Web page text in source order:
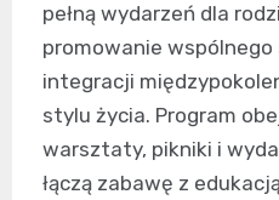
pełną wydarzeń dla
promowanie wspólnego
integracji
stylu życia. Program
warsztaty, pikniki i
łączą zabawę z